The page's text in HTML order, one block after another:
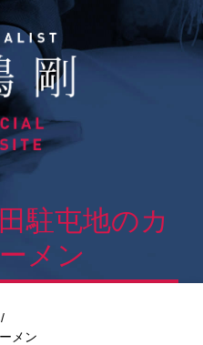
駐屯地のカ
メン
/
メン